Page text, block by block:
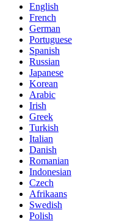
English
French
German
Portuguese
Spanish
Russian
Japanese
Korean
Arabic
Irish
Greek
Turkish
Italian
Danish
Romanian
Indonesian
Czech
Afrikaans
Swedish
Polish